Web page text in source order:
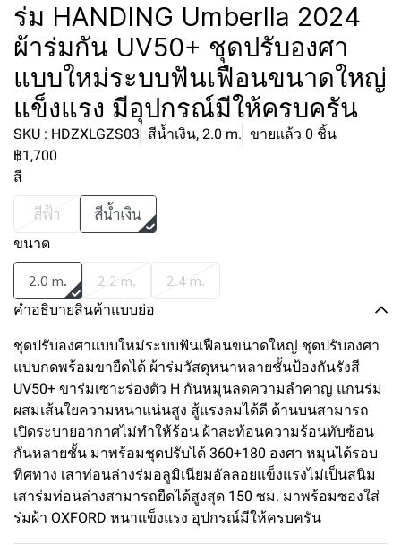
ร่ม HANDING Umberlla 2024
ผ้าร่มกัน UV50+ ชุดปรับองศา
แบบใหม่ระบบฟันเฟือนขนาดใหญ่
แข็งแรง มีอุปกรณ์มีให้ครบครัน
SKU : HDZXLGZS03 สีน้ำเงิน, 2.0 m. ขายแล้ว 0 ชิ้น
฿1,700
สี
สีฟ้า สีน้ำเงิน
ขนาด
2.0 m. 2.2 m. 2.4 m.
คำอธิบายสินค้าแบบย่อ
ชุดปรับองศาแบบใหม่ระบบฟันเฟือนขนาดใหญ่ ชุดปรับองศา
แบบกดพร้อมขายืดได้ ผ้าร่มวัสดุหนาหลายชั้นป้องกันรังสี
UV50+ ขาร่มเซาะร่องตัว H กันหมุนลดความลำคาญ แกนร่ม
ผสมเส้นใยความหนาแน่นสูง สู้แรงลมได้ดี ด้านบนสามารถ
เปิดระบายอากาศไม่ทำให้ร้อน ผ้าสะท้อนความร้อนทับซ้อน
กันหลายชั้น มาพร้อมชุดปรับได้ 360+180 องศา หมุนได้รอบ
ทิศทาง เสาท่อนล่างร่มอลูมิเนียมอัลลอยแข็งแรงไม่เป็นสนิม
เสาร่มท่อนล่างสามารถยืดได้สูงสุด 150 ซม. มาพร้อมซองใส่
ร่มผ้า OXFORD หนาแข็งแรง อุปกรณ์มีให้ครบครัน